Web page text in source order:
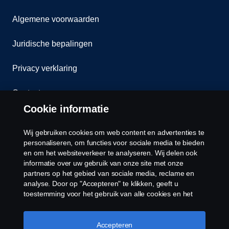
Algemene voorwaarden
Juridische bepalingen
Privacy verklaring
Contact
Cookiebeleid
Cookies
Cookie informatie
Wij gebruiken cookies om web content en advertenties te
personaliseren, om functies voor sociale media te bieden
en om het websiteverkeer te analyseren. Wij delen ook
informatie over uw gebruik van onze site met onze
partners op het gebied van sociale media, reclame en
analyse. Door op "Accepteren" te klikken, geeft u
toestemming voor het gebruik van alle cookies en het
door op "Cookie Instellingen" te klikken en de
categorieën te selecteren die u wilt accepteren. Voor een
Accepteren